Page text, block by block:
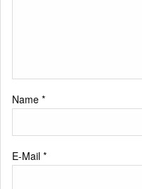
Name *
E-Mail *